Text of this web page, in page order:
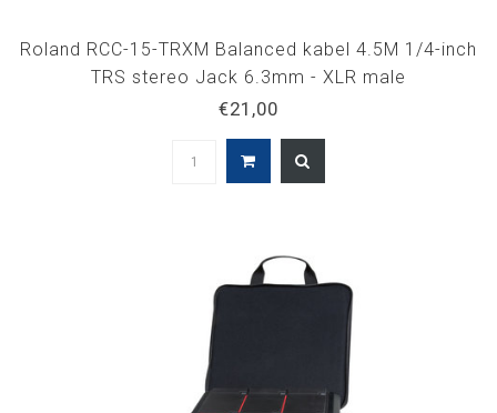
Roland RCC-15-TRXM Balanced kabel 4.5M 1/4-inch
TRS stereo Jack 6.3mm - XLR male
€21,00